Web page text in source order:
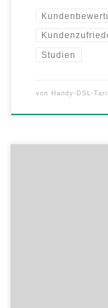
Studien
von Handy-DSL-